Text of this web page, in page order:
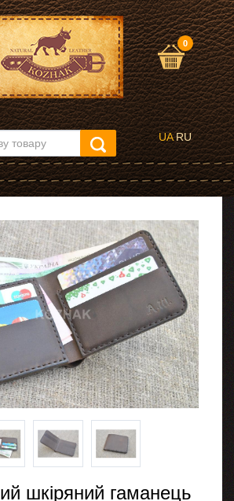
0
UA RU
шкіряний гаманець